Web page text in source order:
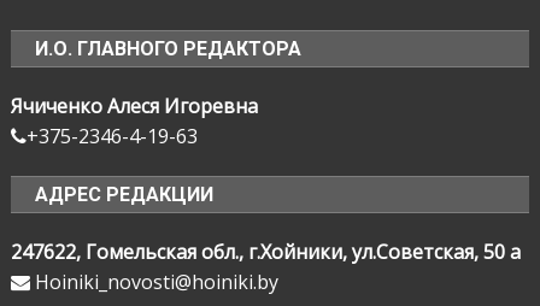
И.О. ГЛАВНОГО РЕДАКТОРА
Ячиченко Алеся Игоревна
+375-2346-4-19-63
АДРЕС РЕДАКЦИИ
247622, Гомельская обл., г.Хойники, ул.Советская, 50 а
Hoiniki_novosti@hoiniki.by